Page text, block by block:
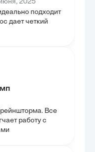
2025
подходит
дает четкий
Все
работу с